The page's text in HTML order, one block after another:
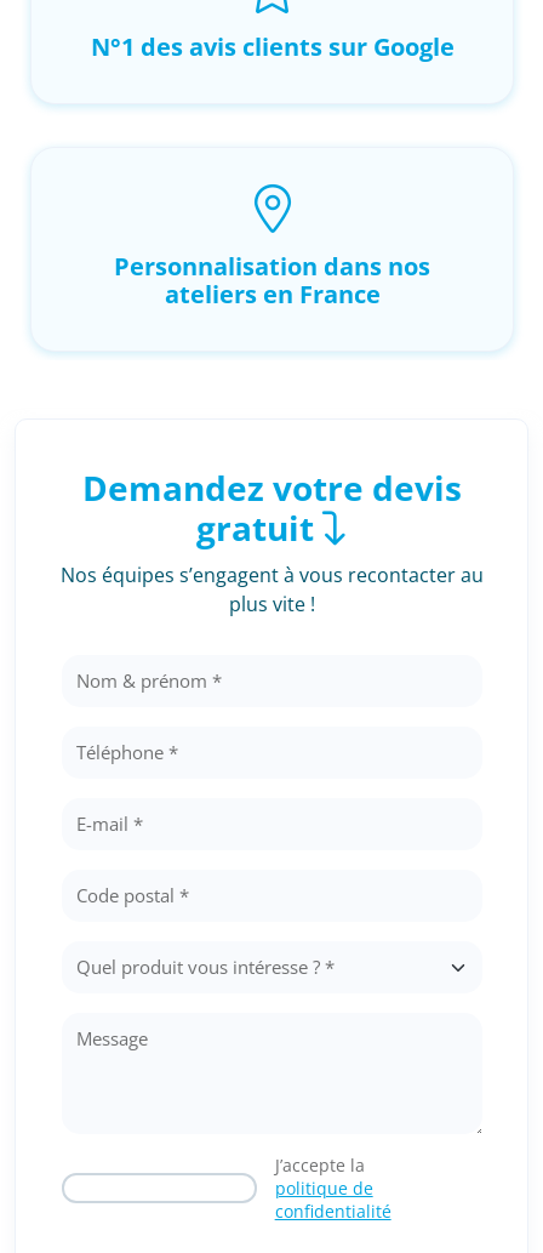
N°1 des avis clients sur Google
Personnalisation dans nos
ateliers en France
Demandez votre devis
gratuit
Nos équipes s’engagent à vous recontacter au
plus vite !
J’accepte la
politique de
confidentialité